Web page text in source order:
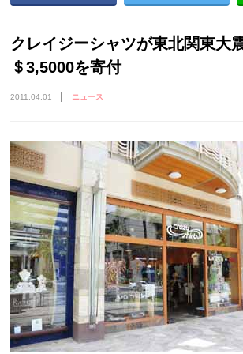
クレイジーシャツが東北関東大
＄3,5000を寄付
2011.04.01 ニュース